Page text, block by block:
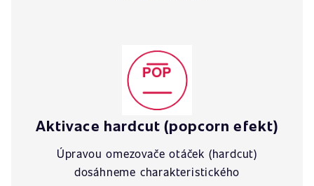
Aktivace hardcut (popcorn efekt)
Úpravou omezovače otáček (hardcut)
dosáhneme charakteristického